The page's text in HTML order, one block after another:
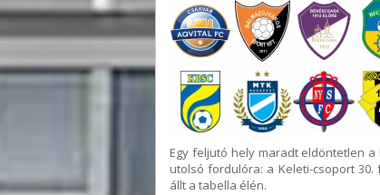
Egy feljutó hely maradt eldöntetlen
utolsó fordulóra: a Keleti-csoport 30.
állt a tabella élén.